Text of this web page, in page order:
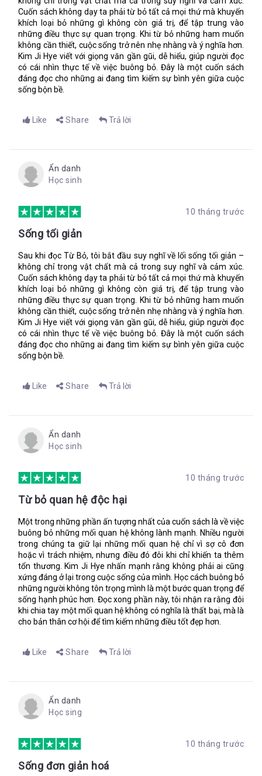
Cuốn sách không dạy ta phải từ bỏ tất cả mọi thứ mà khuyến
khích loại bỏ những gì không còn giá trị, để tập trung vào
những điều thực sự quan trọng. Khi từ bỏ những ham muốn
không cần thiết, cuộc sống trở nên nhẹ nhàng và ý nghĩa hơn.
Kim Ji Hye viết với giọng văn gần gũi, dễ hiểu, giúp người đọc
có cái nhìn thực tế về việc buông bỏ. Đây là một cuốn sách
đáng đọc cho những ai đang tìm kiếm sự bình yên giữa cuộc
sống bộn bề.
Like Share Trả lời
Ẩn danh
Học sinh
10 tháng trước
Sống tối giản
Sau khi đọc Từ Bỏ, tôi bắt đầu suy nghĩ về lối sống tối giản –
không chỉ trong vật chất mà cả trong suy nghĩ và cảm xúc.
Cuốn sách không dạy ta phải từ bỏ tất cả mọi thứ mà khuyến
khích loại bỏ những gì không còn giá trị, để tập trung vào
những điều thực sự quan trọng. Khi từ bỏ những ham muốn
không cần thiết, cuộc sống trở nên nhẹ nhàng và ý nghĩa hơn.
Kim Ji Hye viết với giọng văn gần gũi, dễ hiểu, giúp người đọc
có cái nhìn thực tế về việc buông bỏ. Đây là một cuốn sách
đáng đọc cho những ai đang tìm kiếm sự bình yên giữa cuộc
sống bộn bề.
Like Share Trả lời
Ẩn danh
Học sinh
10 tháng trước
Từ bỏ quan hệ độc hại
Một trong những phần ấn tượng nhất của cuốn sách là về việc
buông bỏ những mối quan hệ không lành mạnh. Nhiều người
trong chúng ta giữ lại những mối quan hệ chỉ vì sợ cô đơn
hoặc vì trách nhiệm, nhưng điều đó đôi khi chỉ khiến ta thêm
tổn thương. Kim Ji Hye nhấn mạnh rằng không phải ai cũng
xứng đáng ở lại trong cuộc sống của mình. Học cách buông bỏ
những người không tôn trọng mình là một bước quan trọng để
sống hạnh phúc hơn. Đọc xong phần này, tôi nhận ra rằng đôi
khi chia tay một mối quan hệ không có nghĩa là thất bại, mà là
cho bản thân cơ hội để tìm kiếm những điều tốt đẹp hơn.
Like Share Trả lời
Ẩn danh
Học sing
10 tháng trước
Sống đơn giản hoá